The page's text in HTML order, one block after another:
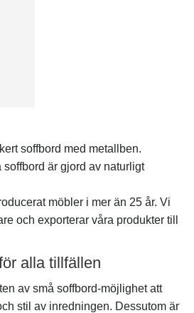
soffbord med metallben.
är gjord av naturligt
möbler i mer än 25 år. Vi
och exporterar våra produkter till
alla tillfällen
av små soffbord-möjlighet att
stil av inredningen. Dessutom är